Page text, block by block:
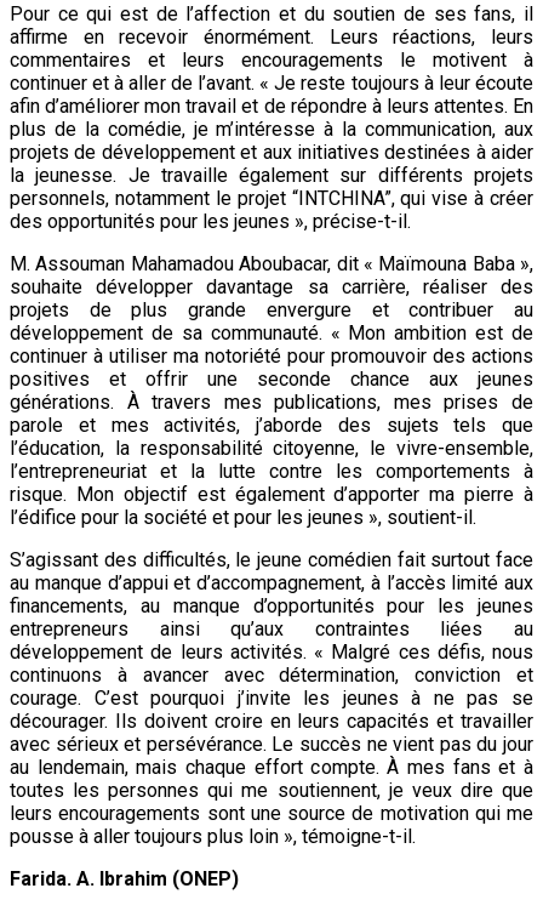
Pour ce qui est de l’affection et du soutien de ses fans, il
affirme en recevoir énormément. Leurs réactions, leurs
commentaires et leurs encouragements le motivent à
continuer et à aller de l’avant. « Je reste toujours à leur écoute
afin d’améliorer mon travail et de répondre à leurs attentes. En
plus de la comédie, je m’intéresse à la communication, aux
projets de développement et aux initiatives destinées à aider
la jeunesse. Je travaille également sur différents projets
personnels, notamment le projet “INTCHINA”, qui vise à créer
des opportunités pour les jeunes », précise-t-il.
M. Assouman Mahamadou Aboubacar, dit « Maïmouna Baba »,
souhaite développer davantage sa carrière, réaliser des
projets de plus grande envergure et contribuer au
développement de sa communauté. « Mon ambition est de
continuer à utiliser ma notoriété pour promouvoir des actions
positives et offrir une seconde chance aux jeunes
générations. À travers mes publications, mes prises de
parole et mes activités, j’aborde des sujets tels que
l’éducation, la responsabilité citoyenne, le vivre-ensemble,
l’entrepreneuriat et la lutte contre les comportements à
risque. Mon objectif est également d’apporter ma pierre à
l’édifice pour la société et pour les jeunes », soutient-il.
S’agissant des difficultés, le jeune comédien fait surtout face
au manque d’appui et d’accompagnement, à l’accès limité aux
financements, au manque d’opportunités pour les jeunes
entrepreneurs ainsi qu’aux contraintes liées au
développement de leurs activités. « Malgré ces défis, nous
continuons à avancer avec détermination, conviction et
courage. C’est pourquoi j’invite les jeunes à ne pas se
décourager. Ils doivent croire en leurs capacités et travailler
avec sérieux et persévérance. Le succès ne vient pas du jour
au lendemain, mais chaque effort compte. À mes fans et à
toutes les personnes qui me soutiennent, je veux dire que
leurs encouragements sont une source de motivation qui me
pousse à aller toujours plus loin », témoigne-t-il.
Farida. A. Ibrahim (ONEP)